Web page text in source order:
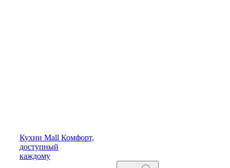
Кухни Mall Комфорт,
доступный
каждому